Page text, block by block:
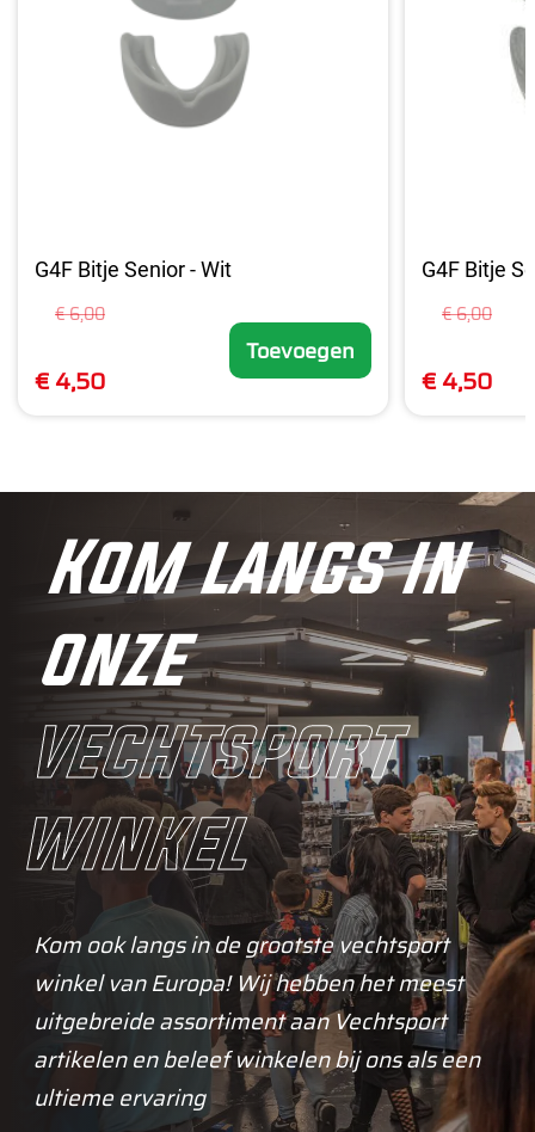
G4F Bitje Senior - Wit
€ 6,00
€ 4,50
Toevoegen
G4F Bitje
€ 6,00
€ 4,50
Kom langs in
onze
vechtsport
winkel
Kom ook langs in de grootste vechtsport
winkel van Europa! Wij hebben het meest
uitgebreide assortiment aan Vechtsport
artikelen en beleef winkelen bij ons als een
ultieme ervaring